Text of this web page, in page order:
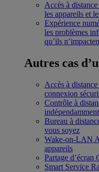
Accès à distance
les appareils et
Expérience
les problèmes
qu’ils
Autres cas
Accès à distance
connexion
Contrôle à
Bureau à
vous soyez
Wake-on-LAN
appareils
Partage d’écran
Smart Service